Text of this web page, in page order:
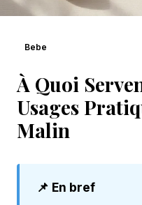
Bebe
À Quoi
Usages
Malin
📌 En bref